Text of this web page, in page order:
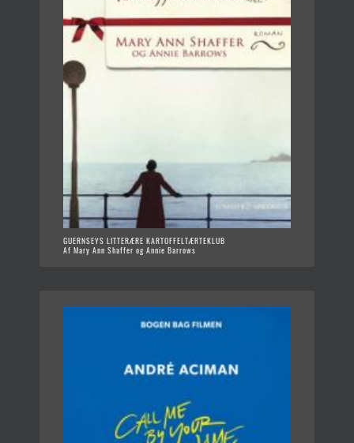
GUERNSEYS LITTERÆRE KARTOFFELTÆRTEKLUB
Af Mary Ann Shaffer og Annie Barrows